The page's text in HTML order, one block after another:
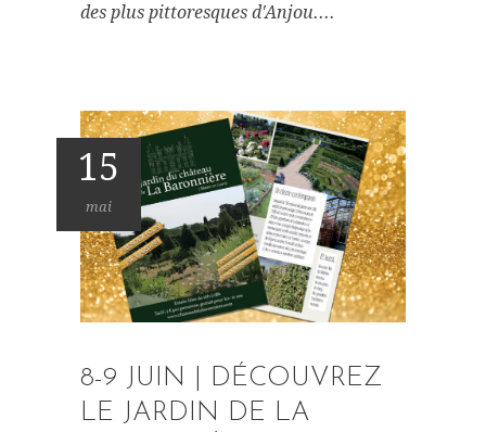
des plus pittoresques d'Anjou....
15
mai
8-9 JUIN | DÉCOUVREZ
LE JARDIN DE LA